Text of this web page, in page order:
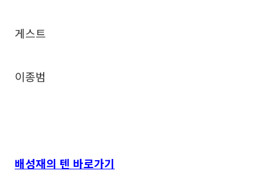
게스트
이종범
배성재의 텐 바로가기